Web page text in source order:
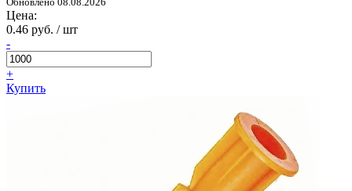
Цена:
0.46 руб. / шт
-
+
Купить